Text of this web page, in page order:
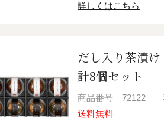
詳しくはこちら
だし入り茶漬
計8個セット
商品番号 72122
送料無料